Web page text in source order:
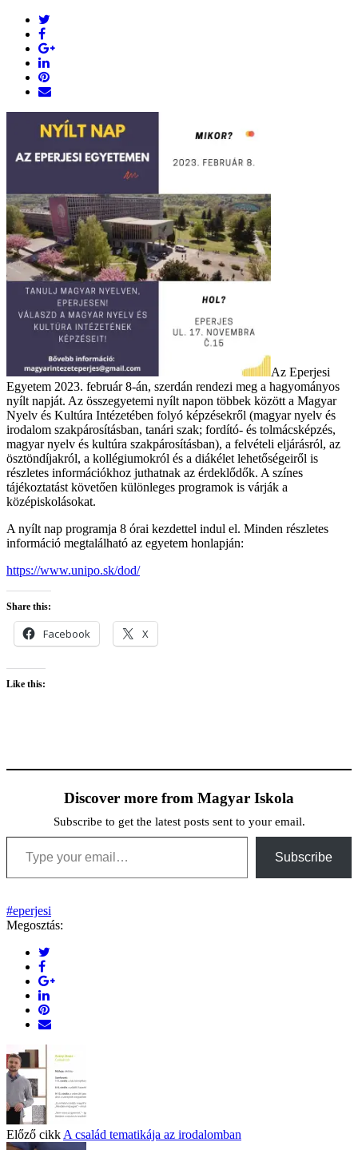
Az Eperjesi
Egyetem 2023. február 8-án, szerdán rendezi meg a hagyományos
nyílt napját. Az összegyetemi nyílt napon többek között a Magyar
Nyelv és Kultúra Intézetében folyó képzésekről (magyar nyelv és
irodalom szakpárosításban, tanári szak; fordító- és tolmácsképzés,
magyar nyelv és kultúra szakpárosításban), a felvételi eljárásról, az
ösztöndíjakról, a kollégiumokról és a diákélet lehetőségeiről is
részletes információkhoz juthatnak az érdeklődők. A színes
tájékoztatást követően különleges programok is várják a
középiskolásokat.
A nyílt nap programja 8 órai kezdettel indul el. Minden részletes
információ megtalálható az egyetem honlapján:
https://www.unipo.sk/dod/
Share this:
Facebook X
Like this:
Discover more from Magyar Iskola
Subscribe to get the latest posts sent to your email.
Type your email…
Subscribe
#eperjesi
Megosztás:
Előző cikk A család tematikája az irodalomban